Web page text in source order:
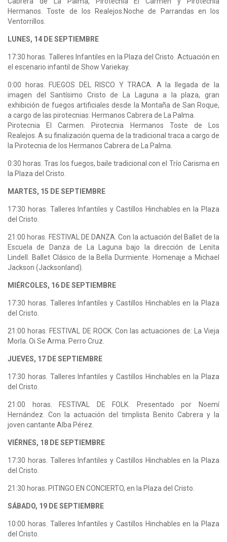
Hermanos. Toste de los Realejos.Noche de Parrandas en los
Ventorrillos.
LUNES, 14 DE SEPTIEMBRE
17:30 horas. Talleres Infantiles en la Plaza del Cristo. Actuación en
el escenario infantil de Show Variekay.
0:00 horas. FUEGOS DEL RISCO Y TRACA. A la llegada de la
imagen del Santísimo Cristo de La Laguna a la plaza, gran
exhibición de fuegos artificiales desde la Montaña de San Roque,
a cargo de las pirotecnias: Hermanos Cabrera de La Palma.
Pirotecnia El Carmen. Pirotecnia Hermanos Toste de Los
Realejos. A su finalización quema de la tradicional traca a cargo de
la Pirotecnia de los Hermanos Cabrera de La Palma.
0:30 horas. Tras los fuegos, baile tradicional con el Trío Carisma en
la Plaza del Cristo.
MARTES, 15 DE SEPTIEMBRE
17:30 horas. Talleres Infantiles y Castillos Hinchables en la Plaza
del Cristo.
21:00 horas. FESTIVAL DE DANZA. Con la actuación del Ballet de la
Escuela de Danza de La Laguna bajo la dirección de Lenita
Lindell. Ballet Clásico de la Bella Durmiente. Homenaje a Michael
Jackson (Jacksonland).
MIÉRCOLES, 16 DE SEPTIEMBRE
17:30 horas. Talleres Infantiles y Castillos Hinchables en la Plaza
del Cristo.
21:00 horas. FESTIVAL DE ROCK. Con las actuaciones de: La Vieja
Morla. Oi Se Arma. Perro Cruz.
JUEVES, 17 DE SEPTIEMBRE
17:30 horas. Talleres Infantiles y Castillos Hinchables en la Plaza
del Cristo.
21:00 horas. FESTIVAL DE FOLK. Presentado por Noemí
Hernández. Con la actuación del timplista Benito Cabrera y la
joven cantante Alba Pérez.
VIÉRNES, 18 DE SEPTIEMBRE
17:30 horas. Talleres Infantiles y Castillos Hinchables en la Plaza
del Cristo.
21:30 horas. PITINGO EN CONCIERTO, en la Plaza del Cristo.
SÁBADO, 19 DE SEPTIEMBRE
10:00 horas. Talleres Infantiles y Castillos Hinchables en la Plaza
del Cristo.